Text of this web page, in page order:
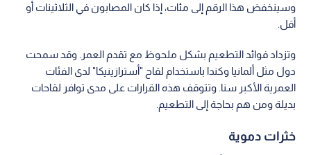
وسينخفض هذا الرقم إلى مئات، إذا كان المصابون في الثلاثينات أو
أقل.
وتزداد فوائد التطعيم بشكل ملحوظ مع تقدم العمر. وقد سمحت
دول مثل ألمانيا وكندا باستخدام لقاح "أسترازينيكا" لدى الفئات
العمرية الأكبر سنا. وتتوقف هذه القرارات على مدى توافر لقاحات
بديلة ومن هم بحاجة إلى التطعيم.
خثرات دموية